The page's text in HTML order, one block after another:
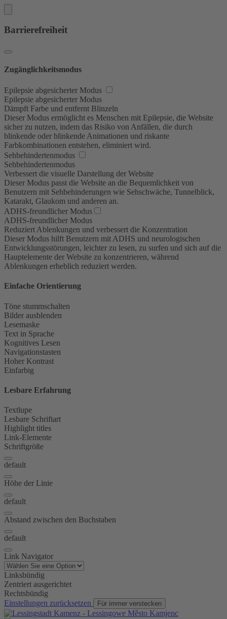
Barrierefreiheit
Zugänglichkeitsmodus
Epilepsie abgesicherter Modus
Epilepsie abgesicherter Modus
Dämpft Farbe und entfernt Blinzeln
Dieser Modus ermöglicht es Menschen mit Epilepsie, die Website
sicher zu nutzen, indem das Risiko von Anfällen, die durch
blinkende oder blinkende Animationen und riskante
Farbkombinationen entstehen, eliminiert wird.
Sehbehindertenmodus
Sehbehindertenmodus
Verbessert die visuelle Darstellung der Website
Dieser Modus passt die Website an die Bequemlichkeit von
Benutzern mit Sehbehinderungen wie Sehschwäche, Tunnelblick,
Katarakt, Glaukom und anderen an.
ADHS-freundlicher Modus
ADHS-freundlicher Modus
Reduziert Ablenkungen und verbessert die Konzentration
Dieser Modus hilft Benutzern mit ADHS und neurologischen
Entwicklungsstörungen, leichter zu lesen, zu surfen und sich auf die
Hauptelemente der Website zu konzentrieren, während
Ablenkungen erheblich reduziert werden.
Einfache Orientierung
Töne stummschalten
Bilder ausblenden
Lesemaske
Text in Sprache
Kognitives Lesen
Navigationstasten
Hoher Kontrast
Einfarbig
Lesbare Erfahrung
Textlupe
Lesbare Schriftart
Highlight titles
Link-Elemente
Schriftgröße
default
Höhe der Linie
default
Abstand zwischen den Buchstaben
default
Link Navigator
Linksbündig
Zentriert ausgerichtet
Rechtsbündig
Einstellungen zurücksetzen
Für immer verstecken